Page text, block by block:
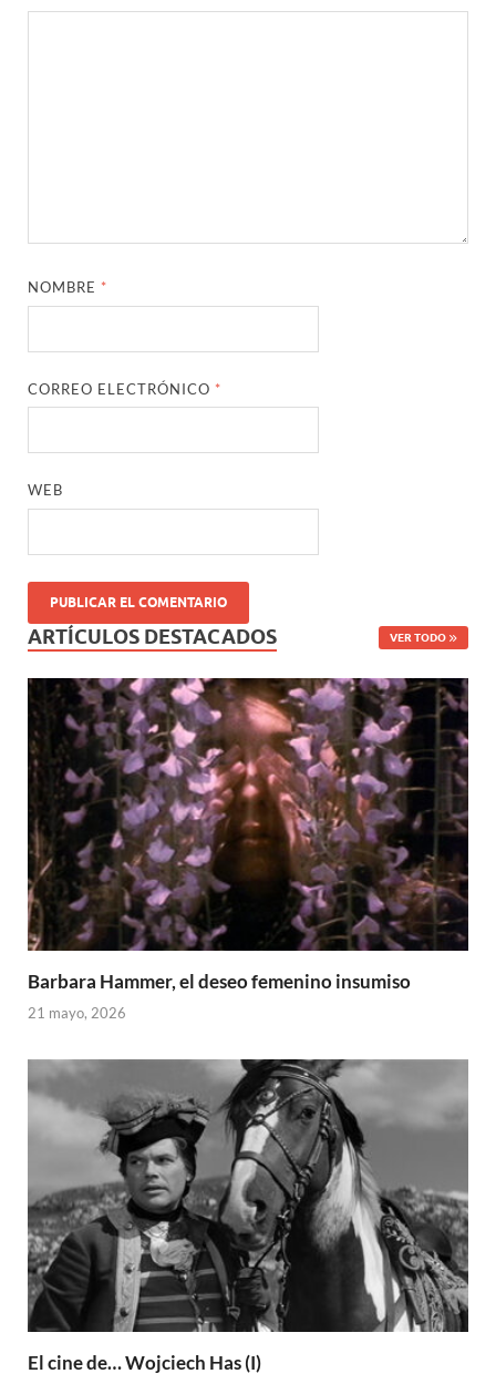
NOMBRE *
CORREO ELECTRÓNICO *
WEB
ARTÍCULOS DESTACADOS VER TODO
Barbara Hammer, el deseo femenino insumiso
21 mayo, 2026
El cine de… Wojciech Has (I)